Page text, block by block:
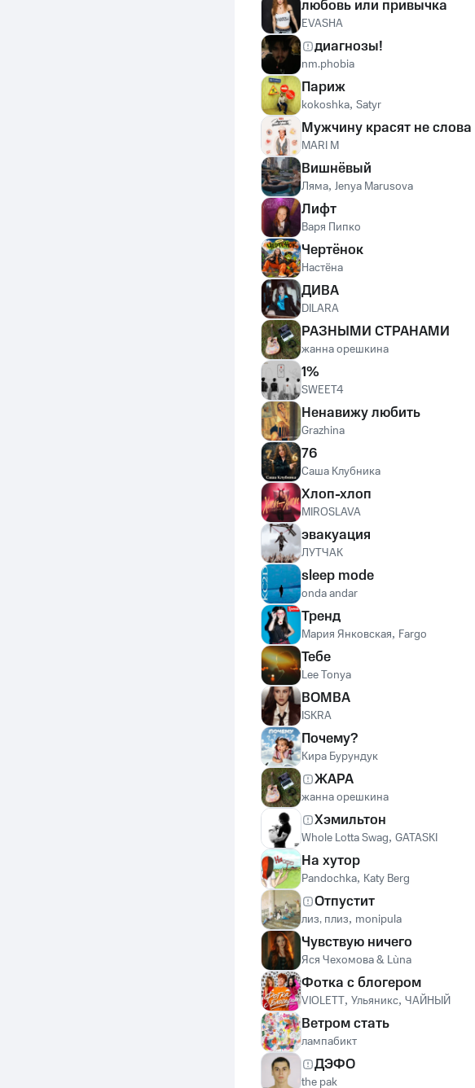
любовь или привычка
EVASHA
диагнозы!
nm.phobia
Париж
kokoshka, Satyr
Мужчину красят не слова
MARI M
Вишнёвый
Ляма, Jenya Marusova
Лифт
Варя Пипко
Чертёнок
Настёна
ДИВА
DILARA
РАЗНЫМИ СТРАНАМИ
жанна орешкина
1%
SWEET4
Ненавижу любить
Grazhina
76
Саша Клубника
Хлоп-хлоп
MIROSLAVA
эвакуация
ЛУТЧАК
sleep mode
onda andar
Тренд
Мария Янковская, Fargo
Тебе
Lee Tonya
BOMBA
ISKRA
Почему?
Кира Бурундук
ЖАРА
жанна орешкина
Хэмильтон
Whole Lotta Swag, GATASKI
На хутор
Pandochka, Katy Berg
Отпустит
лиз, плиз, monipula
Чувствую ничего
Яся Чехомова & Lùna
Фотка с блогером
VIOLETT, Ульяникс, ЧАЙНЫЙ
Ветром стать
лампабикт
ДЭФО
the pak